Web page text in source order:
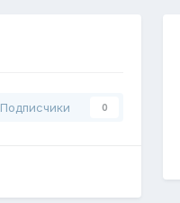
Подписчики 0